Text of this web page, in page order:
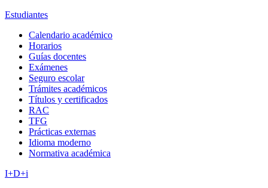
Estudiantes
Calendario académico
Horarios
Guías docentes
Exámenes
Seguro escolar
Trámites académicos
Títulos y certificados
RAC
TFG
Prácticas externas
Idioma moderno
Normativa académica
I+D+i